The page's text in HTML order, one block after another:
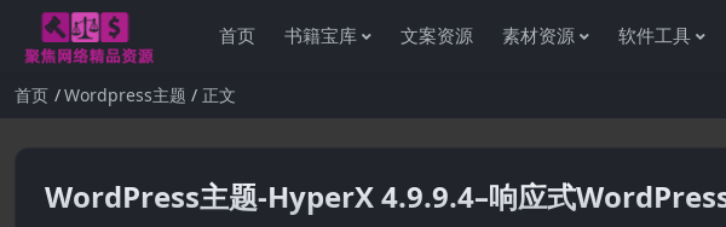
首页 书籍宝库 文案资源 素材资源 软件工具
首页 Wordpress主题 正文
WordPress主题-HyperX 4.9.9.4–响应式